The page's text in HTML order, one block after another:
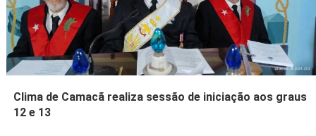
Clima de Camacã realiza sessão de iniciação aos graus
12 e 13